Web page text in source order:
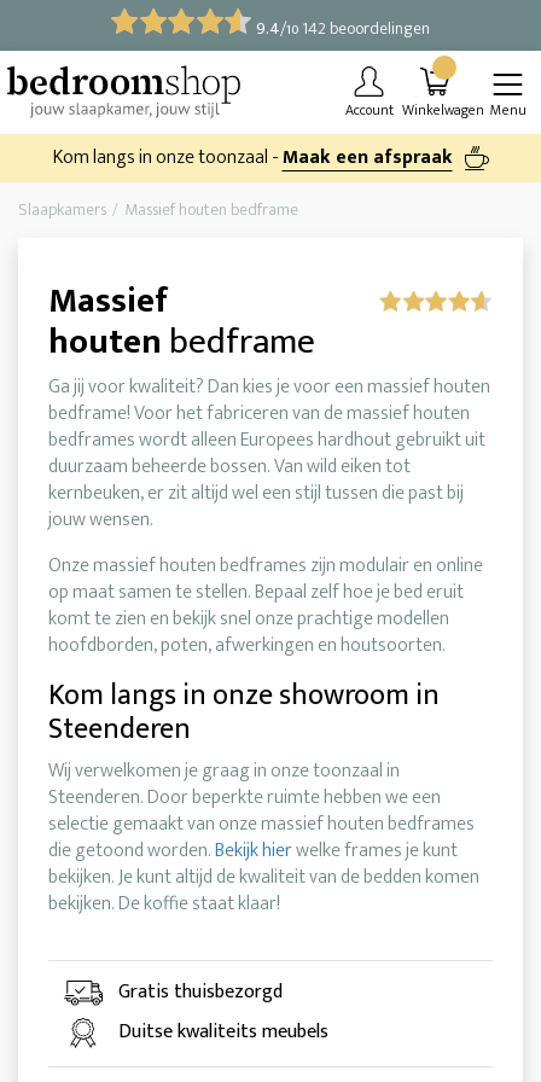
9.4/10 142 beoordelingen
Account Winkelwagen Menu
Kom langs in onze toonzaal -Maak een afspraak
Slaapkamers Massief houten bedframe
Massief
houten bedframe
Ga jij voor kwaliteit? Dan kies je voor een massief houten
bedframe! Voor het fabriceren van de massief houten
bedframes wordt alleen Europees hardhout gebruikt uit
duurzaam beheerde bossen. Van wild eiken tot
kernbeuken, er zit altijd wel een stijl tussen die past bij
jouw wensen.
Onze massief houten bedframes zijn modulair en online
op maat samen te stellen. Bepaal zelf hoe je bed eruit
komt te zien en bekijk snel onze prachtige modellen
hoofdborden, poten, afwerkingen en houtsoorten.
Kom langs in onze showroom in
Steenderen
Wij verwelkomen je graag in onze toonzaal in
Steenderen. Door beperkte ruimte hebben we een
selectie gemaakt van onze massief houten bedframes
die getoond worden.Bekijk hierwelke frames je kunt
bekijken. Je kunt altijd de kwaliteit van de bedden komen
bekijken. De koffie staat klaar!
Gratis thuisbezorgd
Duitse kwaliteits meubels